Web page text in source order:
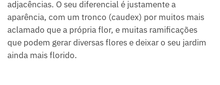
adjacências. O seu diferencial é justamente a
aparência, com um tronco (caudex) por muitos mais
aclamado que a própria flor, e muitas ramificações
que podem gerar diversas flores e deixar o seu jardim
ainda mais florido.